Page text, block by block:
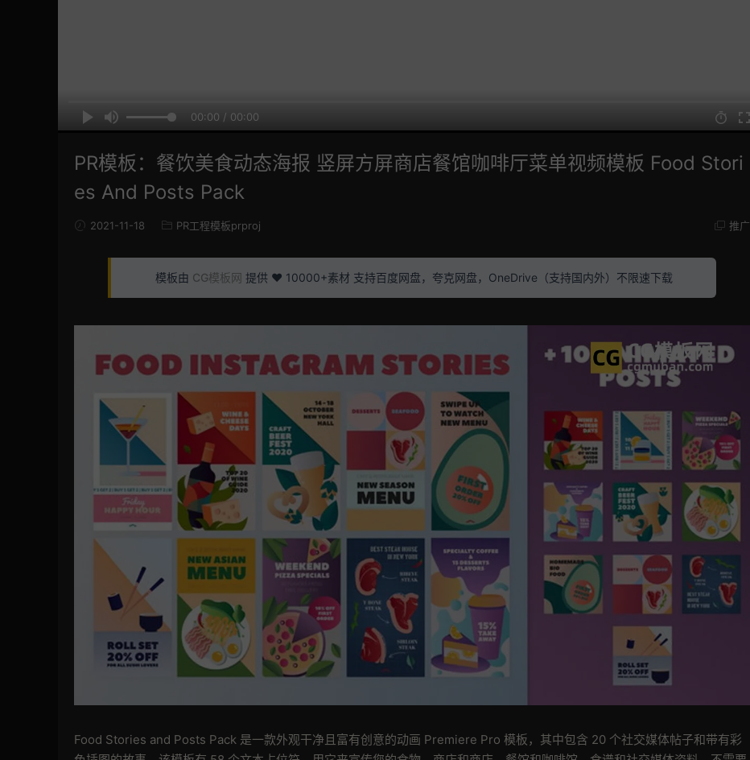
00:00 / 00:00
PR模板：餐饮美食动态海报 竖屏方屏商店餐馆咖啡厅菜单视频模板 Food Stori
es And Posts Pack
2021-11-18 PR工程模板prproj 推广
模板由 CG模板网 提供 ❤️ 10000+素材 支持百度网盘，夸克网盘，OneDrive（支持国内外）不限速下载
Food Stories and Posts Pack 是一款外观干净且富有创意的动画 Premiere Pro 模板，其中包含 20 个社交媒体帖子和带有彩